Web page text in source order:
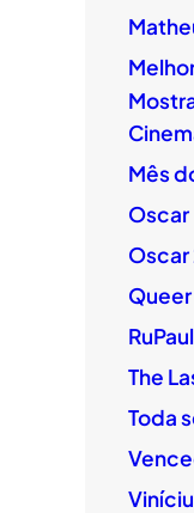
Mês
Oscar
Oscar
Queer
The
Toda